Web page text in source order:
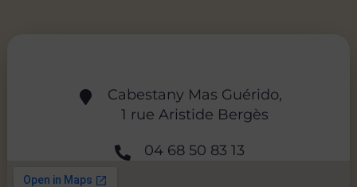
Cabestany Mas Guérido,
1 rue Aristide Bergès
04 68 50 83 13